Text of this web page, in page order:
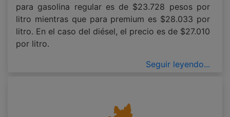
para gasolina regular es de $23.728 pesos por
litro mientras que para premium es $28.033 por
litro. En el caso del diésel, el precio es de $27.010
por litro.
Seguir leyendo...